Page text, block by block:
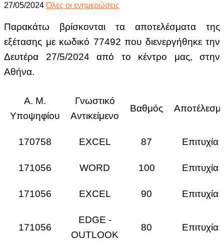
27/05/2024 Όλες οι ενημερώσεις
Παρακάτω βρίσκονται τα αποτελέσματα της
εξέτασης με κωδικό 77492 που διενεργήθηκε την
Δευτέρα 27/5/2024 από το κέντρο μας, στην
Αθήνα.
Α. Μ.
Υποψηφίου
Γνωστικό
Αντικείμενο
Βαθμός
170758 EXCEL 87 Επιτυχία
171056 WORD 100 Επιτυχία
171056 EXCEL 90 Επιτυχία
171056
EDGE -
OUTLOOK
80 Επιτυχία